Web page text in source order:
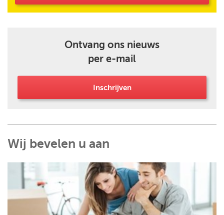
Ontvang ons nieuws
per e-mail
Inschrijven
Wij bevelen u aan